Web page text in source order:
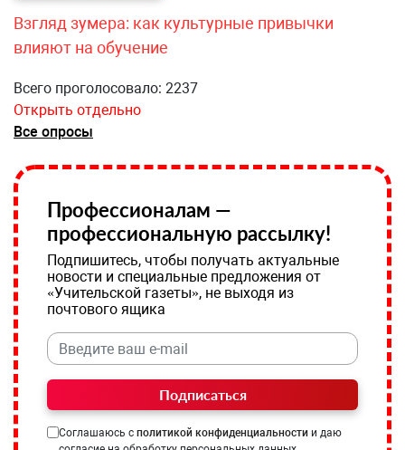
Взгляд зумера: как культурные привычки
влияют на обучение
Всего проголосовало: 2237
Открыть отдельно
Все опросы
Профессионалам —
профессиональную рассылку!
Подпишитесь, чтобы получать актуальные
новости и специальные предложения от
«Учительской газеты», не выходя из
почтового ящика
Подписаться
Соглашаюсь с политикой конфиденциальности и даю